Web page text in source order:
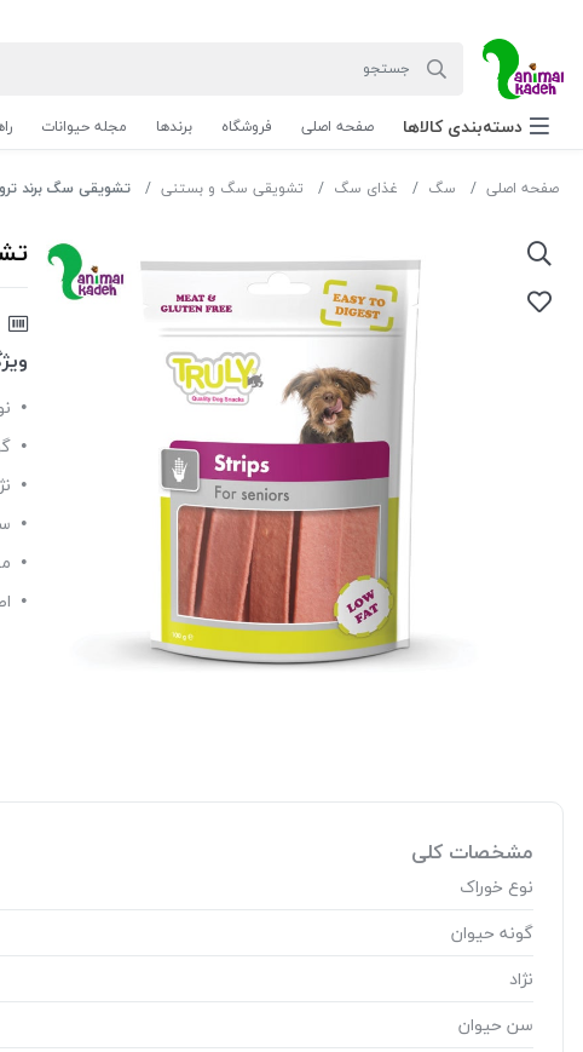
دسته‌بندی‌ کالاها صفحه اصلی فروشگاه برندها مجله حیوانات
صفحه اصلی سگ غذای سگ تشویقی سگ و بستنی تشویقی سگ برند
مشخصات کلی
نوع خوراک
گونه حیوان
نژاد
سن حیوان